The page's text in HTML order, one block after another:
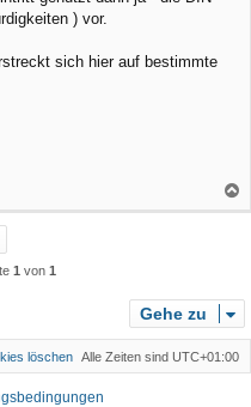
) vor.
sich hier auf bestimmte
a
e
1 von 1
Gehe zu
Alle Zeiten sind UTC+01:00
löschen